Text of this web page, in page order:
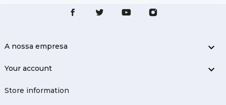
A nossa empresa 
Your account 
Store information